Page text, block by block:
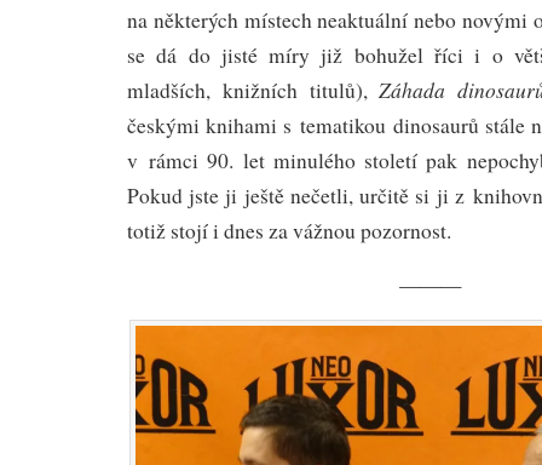
na některých místech neaktuální nebo novými
se dá do jisté míry již bohužel říci i o
mladších, knižních titulů),Záhada
českými knihami s tematikou dinosaurů stále
v rámci 90. let minulého století pak
Pokud jste ji ještě nečetli, určitě si ji z
totiž stojí i dnes za vážnou pozornost.
———